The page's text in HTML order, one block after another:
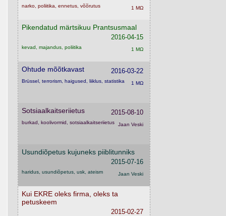
narko, poliitika, ennetus, võõrutus 1 MΩ
Pikendatud märtsikuu Prantsusmaal
2016-04-15
kevad, majandus, poliitika 1 MΩ
Ohtude mõõtkavast 2016-03-22
Brüssel, terrorism, haigused, liiklus, statistika 1 MΩ
Sotsiaalkaitseriietus 2015-08-10
burkad, koolivormid, sotsiaalkaitseriietus Jaan Veski
Usundiõpetus kujuneks piiblitunniks
2015-07-16
haridus, usundiõpetus, usk, ateism Jaan Veski
Kui EKRE oleks firma, oleks ta
petuskeem
2015-02-27